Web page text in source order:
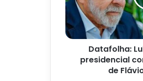
com
41%,
contra
31%
Flávio
Datafolha:
presidencial
de